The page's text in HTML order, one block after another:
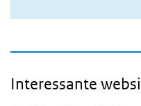
Interessante